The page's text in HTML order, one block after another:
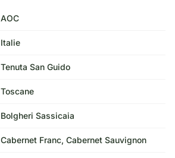
AOC
Italie
Tenuta San Guido
Toscane
Bolgheri Sassicaia
Cabernet Franc, Cabernet Sauvignon